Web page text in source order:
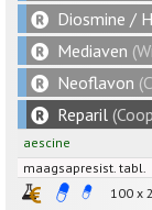
Diosmine /
Mediaven
Neoflavon
Reparil
aescine
maagsapresist. tabl.
100 x